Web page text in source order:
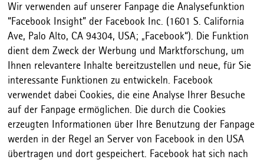
Wir verwenden auf unserer Fanpage die Analysefunktion
“Facebook Insight” der Facebook Inc. (1601 S. California
Ave, Palo Alto, CA 94304, USA; „Facebook“). Die Funktion
dient dem Zweck der Werbung und Marktforschung, um
Ihnen relevantere Inhalte bereitzustellen und neue, für Sie
interessante Funktionen zu entwickeln. Facebook
verwendet dabei Cookies, die eine Analyse Ihrer Besuche
auf der Fanpage ermöglichen. Die durch die Cookies
erzeugten Informationen über Ihre Benutzung der Fanpage
werden in der Regel an Server von Facebook in den USA
übertragen und dort gespeichert. Facebook hat sich nach